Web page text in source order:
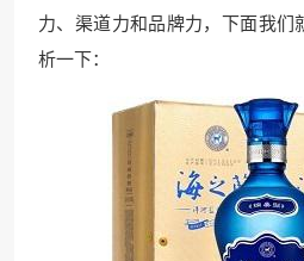
力、渠道力和品牌力，下面我们
析一下：